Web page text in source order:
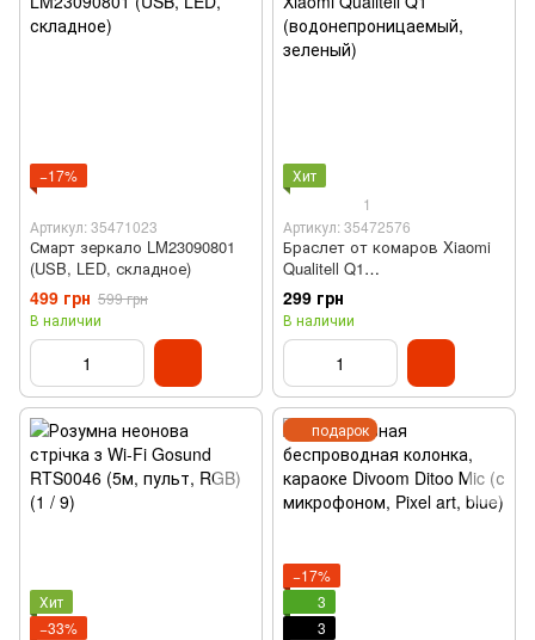
−17%
Артикул: 35471023
Смарт зеркало LM23090801
(USB, LED, складное)
499 грн 599 грн
В наличии
Хит
1
Артикул: 35472576
Браслет от комаров Xiaomi
Qualitell Q1
(водонепроницаемый,
зеленый)
299 грн
В наличии
Хит
−33%
подарок
−17%
3
3